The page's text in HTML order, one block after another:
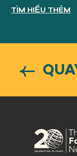
TÌM HIỂU THÊM